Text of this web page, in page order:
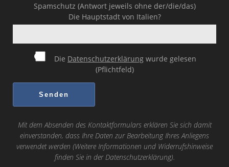
Spamschutz (Antwort jeweils ohne der/die/das)
Die Hauptstadt von Italien?
Die Datenschutzerklärung wurde gelesen
(Pflichtfeld)
Mit dem Absenden des Kontaktformulars erklären Sie sich damit
einverstanden, dass Ihre Daten zur Bearbeitung Ihres Anliegens
verwendet werden (Weitere Informationen und Widerrufshinweise
finden Sie in der Datenschutzerklärung).